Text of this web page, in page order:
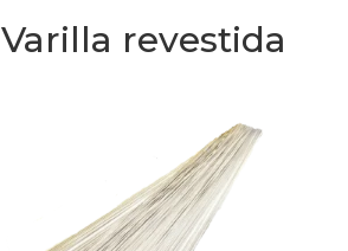
Varilla revestida